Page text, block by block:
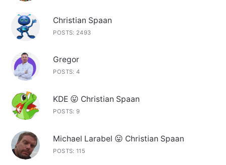
Christian Spaan
POSTS: 2493
Gregor
POSTS: 4
KDE 😛 Christian Spaan
POSTS: 9
Michael Larabel 😛 Christian Spaan
POSTS: 115